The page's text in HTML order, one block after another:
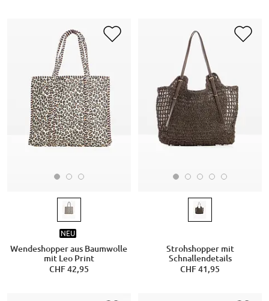
NEU
Wendeshopper aus Baumwolle
mit Leo Print
CHF 42,95
Strohshopper mit
Schnallendetails
CHF 41,95